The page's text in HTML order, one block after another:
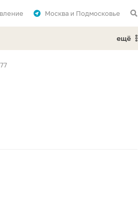
Москва и Подмосковье
ещё